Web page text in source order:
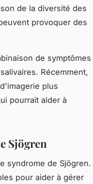
de la diversité des
provoquer des
de symptômes
Récemment,
plus
pourrait aider à
Sjögren
syndrome de Sjögren.
pour aider à gérer